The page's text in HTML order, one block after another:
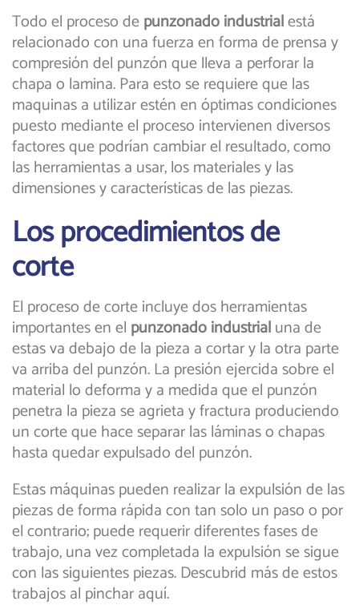
Todo el proceso depunzonado industrialestá
relacionado con una fuerza en forma de prensa y
compresión del punzón que lleva a perforar la
chapa o lamina. Para esto se requiere que las
maquinas a utilizar estén en óptimas condiciones
puesto mediante el proceso intervienen diversos
factores que podrían cambiar el resultado, como
las herramientas a usar, los materiales y las
dimensiones y características de las piezas.
Los procedimientos de
corte
El proceso de corte incluye dos herramientas
importantes en el punzonado industrialuna de
estas va debajo de la pieza a cortar y la otra parte
va arriba del punzón. La presión ejercida sobre el
material lo deforma y a medida que el punzón
penetra la pieza se agrieta y fractura produciendo
un corte que hace separar las láminas o chapas
hasta quedar expulsado del punzón.
Estas máquinas pueden realizar la expulsión de las
piezas de forma rápida con tan solo un paso o por
el contrario; puede requerir diferentes fases de
trabajo, una vez completada la expulsión se sigue
con las siguientes piezas. Descubrid más de estos
trabajos al pinchar aquí.